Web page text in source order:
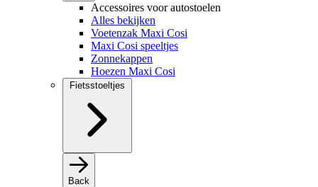
Accessoires voor autostoelen
Alles bekijken
Voetenzak Maxi Cosi
Maxi Cosi speeltjes
Zonnekappen
Hoezen Maxi Cosi
Fietsstoeltjes
Back